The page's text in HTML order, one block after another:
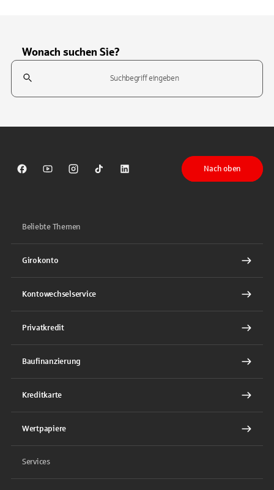
Wonach suchen Sie?
Suchfeld
Sparkasse auf Facebook
Sparkasse auf Youtube
Sparkasse auf Instagram
Sparkasse auf TikTok
Sparkasse auf LinkedIn
Nach oben
Beliebte Themen
Girokonto
Kontowechselservice
Privatkredit
Baufinanzierung
Kreditkarte
Wertpapiere
Services